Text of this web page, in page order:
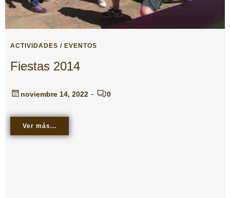
ACTIVIDADES / EVENTOS
Fiestas 2014
noviembre 14, 2022 - 0
Ver más...